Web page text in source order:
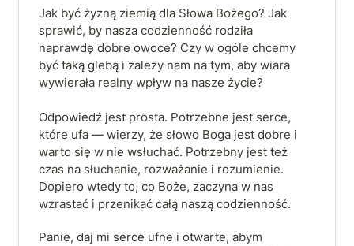
Jak być żyzną ziemią dla Słowa Bożego? Jak
sprawić, by nasza codzienność rodziła
naprawdę dobre owoce? Czy w ogóle chcemy
być taką glebą i zależy nam na tym, aby wiara
wywierała realny wpływ na nasze życie?
Odpowiedź jest prosta. Potrzebne jest serce,
które ufa — wierzy, że słowo Boga jest dobre i
warto się w nie wsłuchać. Potrzebny jest też
czas na słuchanie, rozważanie i rozumienie.
Dopiero wtedy to, co Boże, zaczyna w nas
wzrastać i przenikać całą naszą codzienność.
Panie, daj mi serce ufne i otwarte, abym